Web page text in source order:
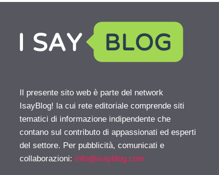
Il presente sito web è parte del network
IsayBlog! la cui rete editoriale comprende siti
tematici di informazione indipendente che
contano sul contributo di appassionati ed esperti
del settore. Per pubblicità, comunicati e
collaborazioni: info@isayblog.com